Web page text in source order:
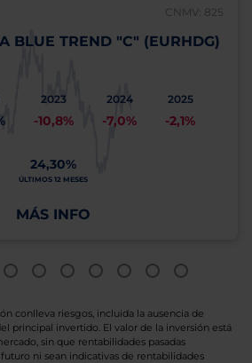
CNMV: 825
BLUE TREND "C" (EURHDG)
2023
-10,8%
2024
-7,0%
2025
-2,1%
24,30%
ÚLTIMOS 12 MESES
MÁS INFO
conlleva riesgos, incluida la ausencia de
principal invertido. El valor de la inversión está
sin que rentabilidades pasadas
ni sean indicativas de rentabilidades